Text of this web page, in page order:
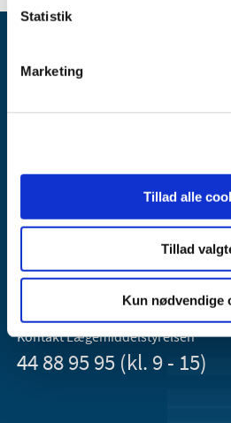
Statistik
Marketing
Tillad alle
Tillad
Kun nødvendige
Axel Heides Gade 1
Email:dkma@dkma.dk
Sundheds- og Kirkeministeriet.
Kontakt Lægemiddelstyrelsen
44 88 95 95 (kl. 9 - 15)